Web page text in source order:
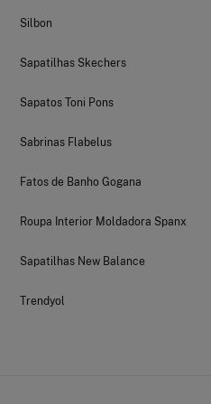
Silbon
Sapatilhas Skechers
Sapatos Toni Pons
Sabrinas Flabelus
Fatos de Banho Gogana
Roupa Interior Moldadora Spanx
Sapatilhas New Balance
Trendyol